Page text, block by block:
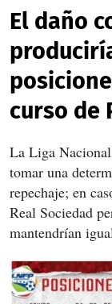
El daño
curso de
La Liga
tomar una
repechaje; en
Real Sociedad
mantendrían